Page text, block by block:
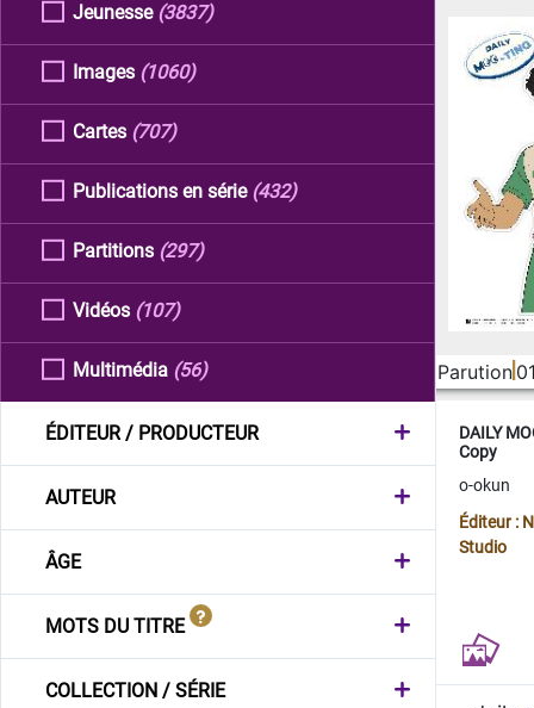
Jeunesse (3837)
Images (1060)
Cartes (707)
Publications en série (432)
Partitions (297)
Vidéos (107)
Multimédia (56)
ÉDITEUR / PRODUCTEUR
AUTEUR
ÂGE
MOTS DU TITRE
COLLECTION / SÉRIE
Parution
DAILY
Copy
o-okun
Éditeur :
Studio